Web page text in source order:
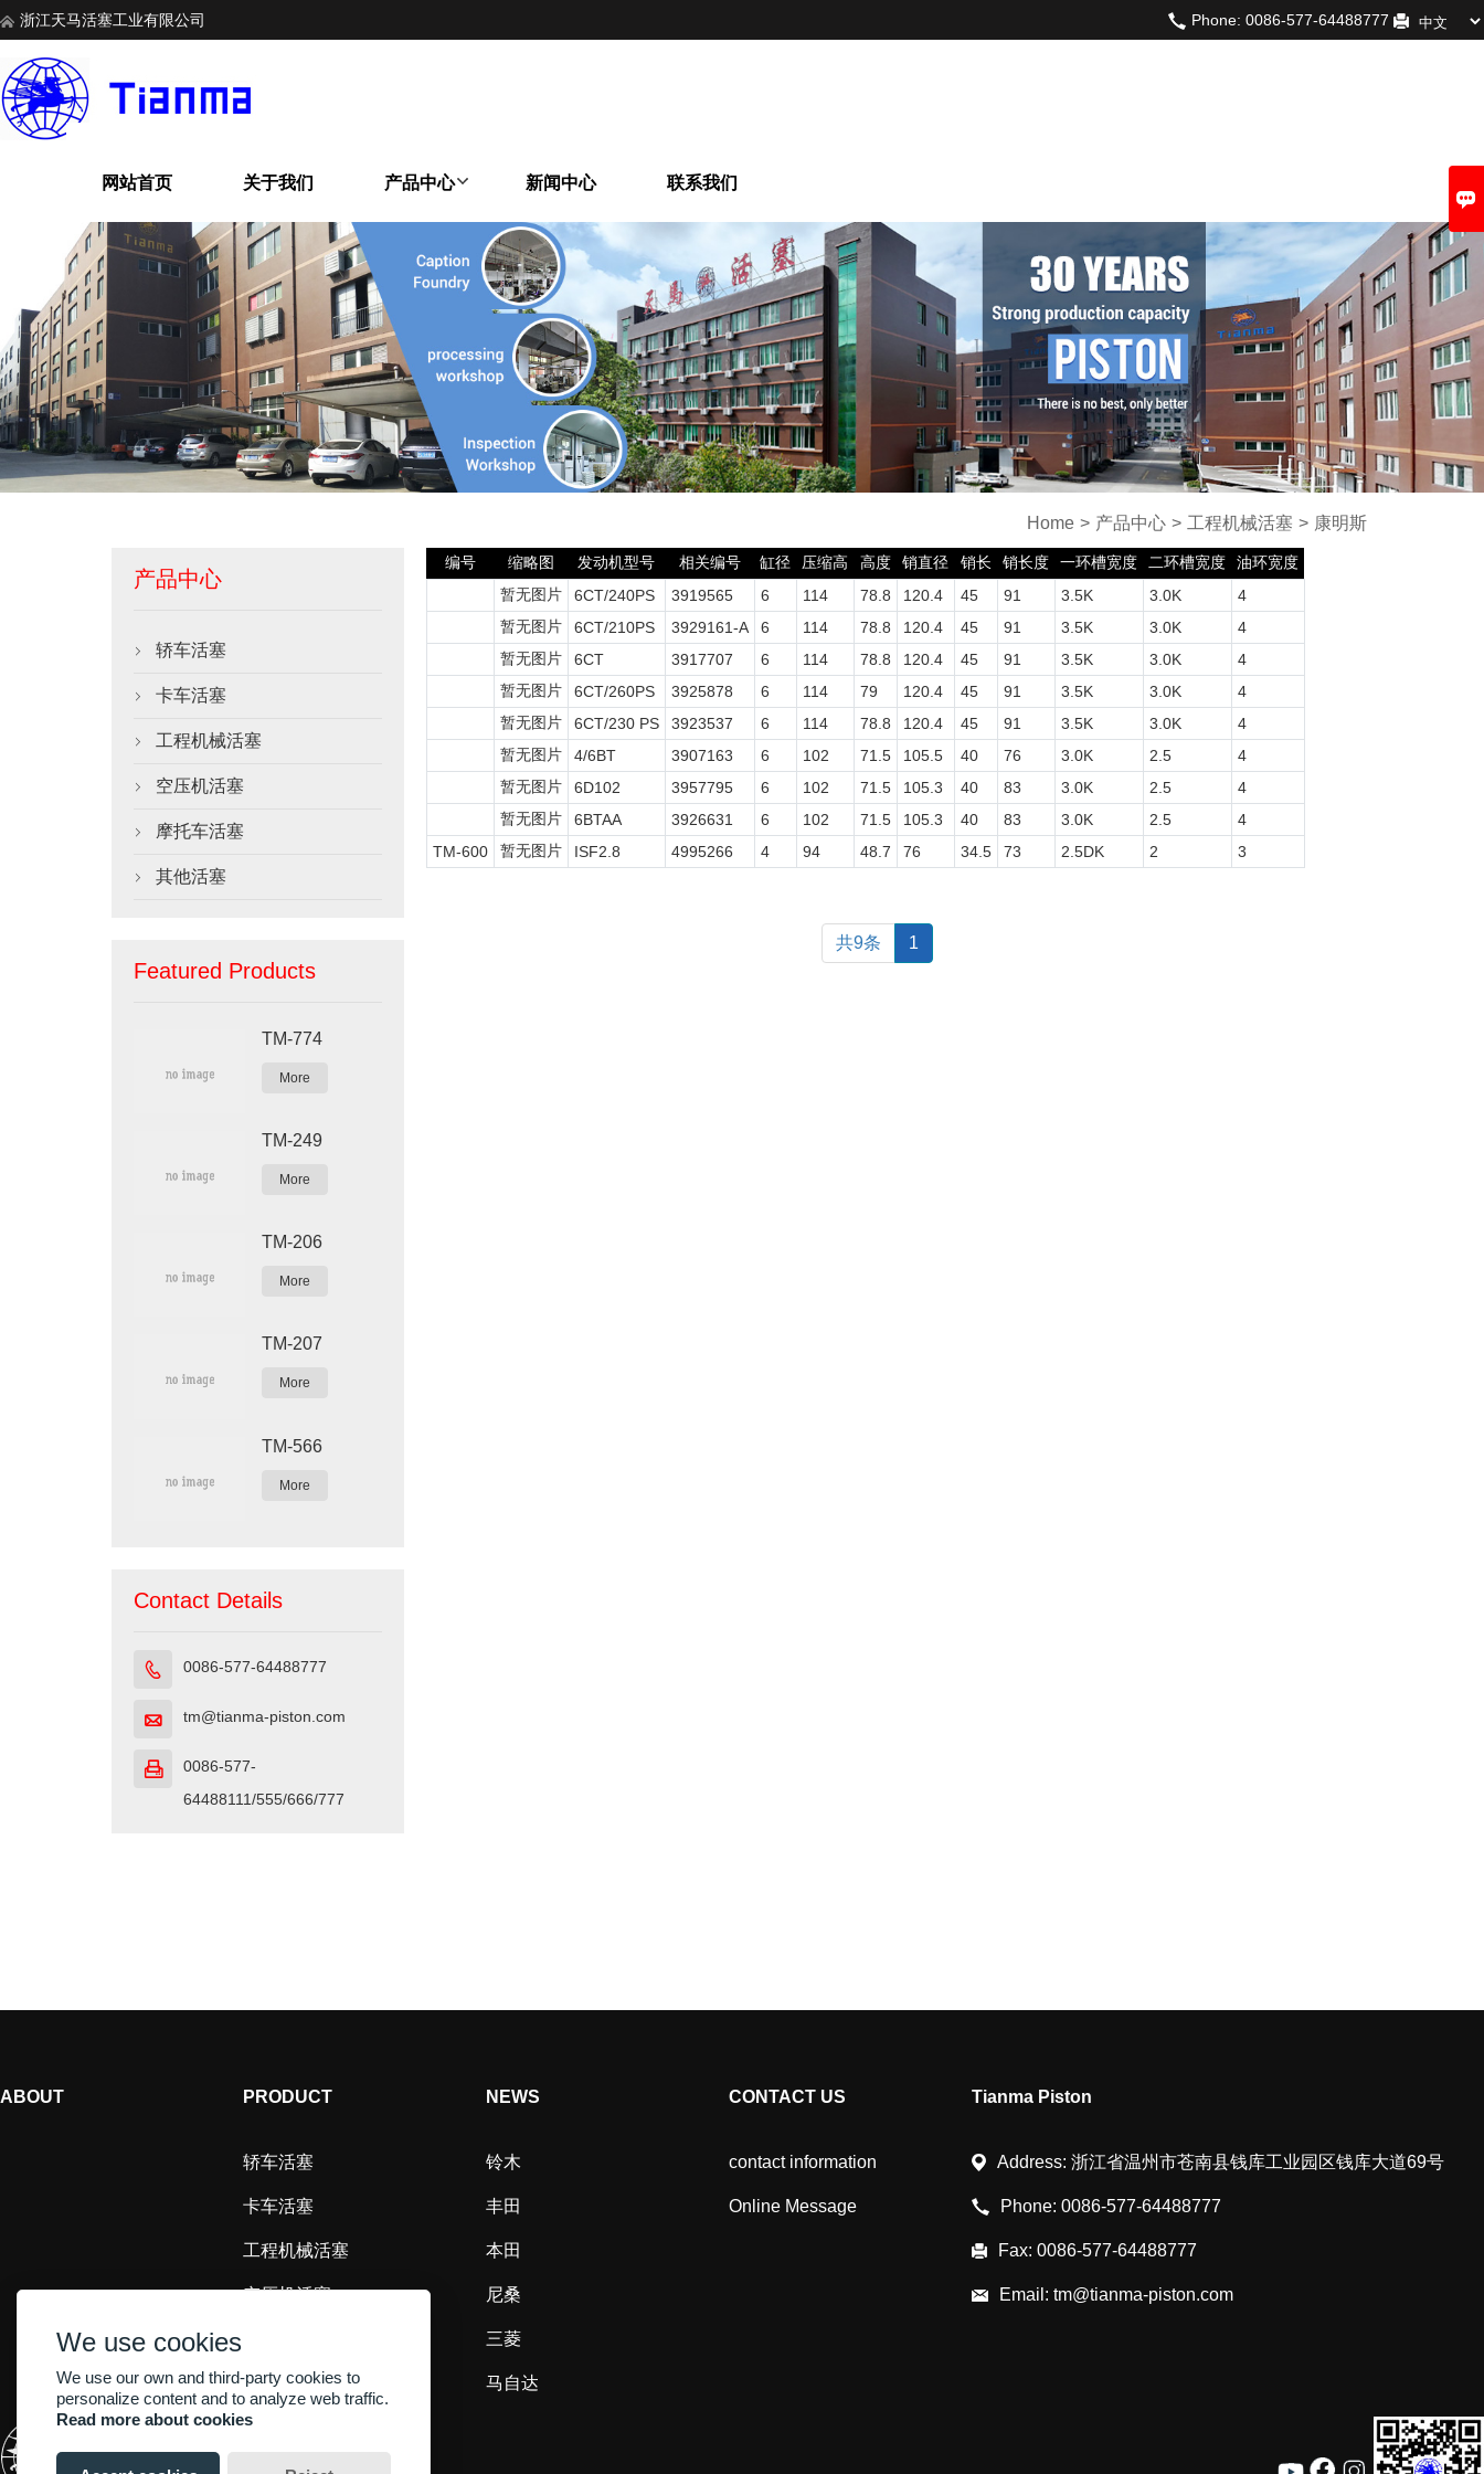
Phone: 0086-577-64488777
浙江天马活塞工业有限公司
网站首页 关于我们 产品中心 新闻中心 联系我们
Home > 产品中心 > 工程机械活塞 > 康明斯
产品中心
 轿车活塞
 卡车活塞
 工程机械活塞
 空压机活塞
 摩托车活塞
 其他活塞
Featured Products
TM-774
More
TM-249
More
TM-206
More
TM-207
More
TM-566
More
Contact Details
 0086-577-64488777
 tm@tianma-piston.com

0086-577-
64488111/555/666/777
编号 缩略图 发动机型号 相关编号 缸径 压缩高 高度 销直径 销长 销长度 一环槽宽度 二环槽宽度
油环宽度
暂无图片
6CT/240PS 3919565 6 114 78.8 120.4 45 91 3.5K 3.0K
4
暂无图片
6CT/210PS 3929161-A 6 114 78.8 120.4 45 91 3.5K 3.0K
4
暂无图片
6CT 3917707 6 114 78.8 120.4 45 91 3.5K 3.0K
4
暂无图片
6CT/260PS 3925878 6 114 79 120.4 45 91 3.5K 3.0K
4
暂无图片
6CT/230 PS 3923537 6 114 78.8 120.4 45 91 3.5K 3.0K
4
暂无图片
4/6BT 3907163 6 102 71.5 105.5 40 76 3.0K 2.5
4
暂无图片
6D102 3957795 6 102 71.5 105.3 40 83 3.0K 2.5
4
暂无图片
6BTAA 3926631 6 102 71.5 105.3 40 83 3.0K 2.5
4
TM-600
暂无图片 ISF2.8 4995266 4 94 48.7 76 34.5 73 2.5DK 2 3
共9条 1
ABOUT PRODUCT
轿车活塞
卡车活塞
工程机械活塞
空压机活塞
其他活塞
NEWS
铃木
丰田
本田
尼桑
三菱
马自达
CONTACT US
contact information
Online Message
Tianma Piston
Address: 浙江省温州市苍南县钱库工业园区钱库大道69号
Phone: 0086-577-64488777
Fax: 0086-577-64488777
Email: tm@tianma-piston.com

We use cookies
We use our own and third-party cookies to
personalize content and to analyze web traffic.
Read more about cookies